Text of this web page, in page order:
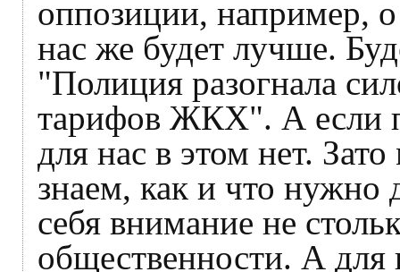
оппозиции, например,
нас же будет лучше.
"Полиция разогнала
тарифов ЖКХ". А если
для нас в этом нет.
знаем, как и что нужно
себя внимание не
общественности. А для